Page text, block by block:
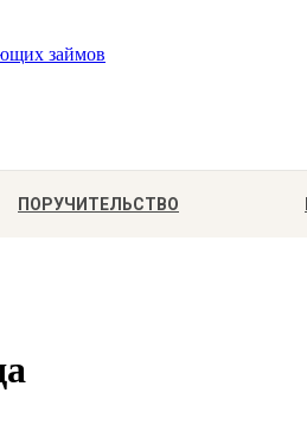
займов
ПОРУЧИТЕЛЬСТВО